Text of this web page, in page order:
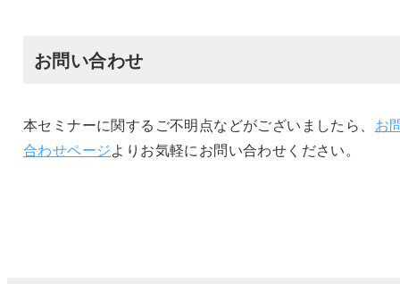
お問い合わせ
本セミナーに関するご不明点などがございましたら、 お
合わせページよりお気軽にお問い合わせください。